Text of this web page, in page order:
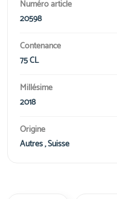
Numéro article
20598
Contenance
75 CL
Millésime
2018
Origine
Autres , Suisse